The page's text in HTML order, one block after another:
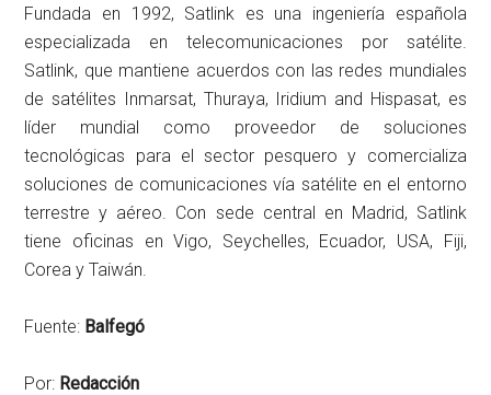
Fundada en 1992, Satlink es una ingeniería española
especializada en telecomunicaciones por satélite.
Satlink, que mantiene acuerdos con las redes mundiales
de satélites Inmarsat, Thuraya, Iridium and Hispasat, es
líder mundial como proveedor de soluciones
tecnológicas para el sector pesquero y comercializa
soluciones de comunicaciones vía satélite en el entorno
terrestre y aéreo. Con sede central en Madrid, Satlink
tiene oficinas en Vigo, Seychelles, Ecuador, USA, Fiji,
Corea y Taiwán.
Fuente: Balfegó
Por: Redacción